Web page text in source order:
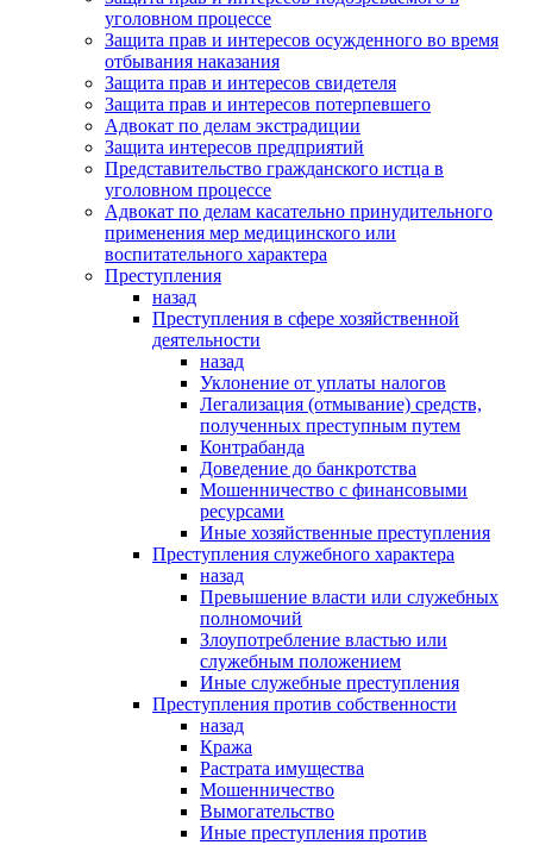
уголовном процессе
Защита прав и интересов осужденного во время
отбывания наказания
Защита прав и интересов свидетеля
Защита прав и интересов потерпевшего
Адвокат по делам экстрадиции
Защита интересов предприятий
Представительство гражданского истца в
уголовном процессе
Адвокат по делам касательно принудительного
применения мер медицинского или
воспитательного характера
Преступления
назад
Преступления в сфере хозяйственной
деятельности
назад
Уклонение от уплаты налогов
Легализация (отмывание) средств,
полученных преступным путем
Контрабанда
Доведение до банкротства
Мошенничество с финансовыми
ресурсами
Иные хозяйственные преступления
Преступления служебного характера
назад
Превышение власти или служебных
полномочий
Злоупотребление властью или
служебным положением
Иные служебные преступления
Преступления против собственности
назад
Кража
Растрата имущества
Мошенничество
Вымогательство
Иные преступления против